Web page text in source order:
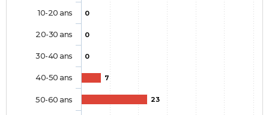
0
0
0
7
23
10-20 ans
20-30 ans
30-40 ans
40-50 ans
50-60 ans